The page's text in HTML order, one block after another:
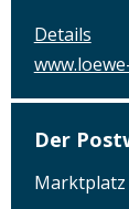
Details
Der
Marktplatz